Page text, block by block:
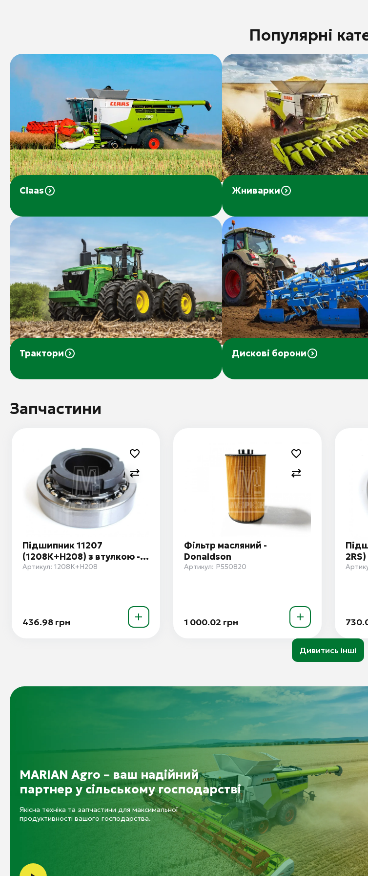
Популярні
Claas Жниварки
Трактори Дискові борони
Запчастини
Підшипник 11207
(1208К+Н208) з втулкою -
ua
Артикул: 1208К+Н208
436.98 грн
Фільтр масляний -
Donaldson
Артикул: P550820
1 000.02 грн
Дивитись інші
MARIAN Agro – ваш надійний
партнер у сільському господарстві
Якісна техніка та запчастини для максимальної
продуктивності вашого господарства.